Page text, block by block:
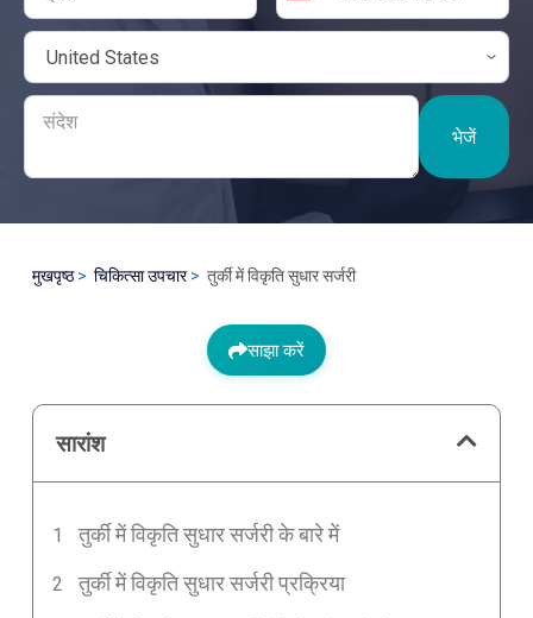
भेजें
मुखपृष्ठ चिकित्सा उपचार तुर्की में विकृति सुधार सर्जरी
साझा करें
सारांश
तुर्की में विकृति सुधार सर्जरी के बारे में
तुर्की में विकृति सुधार सर्जरी प्रक्रिया